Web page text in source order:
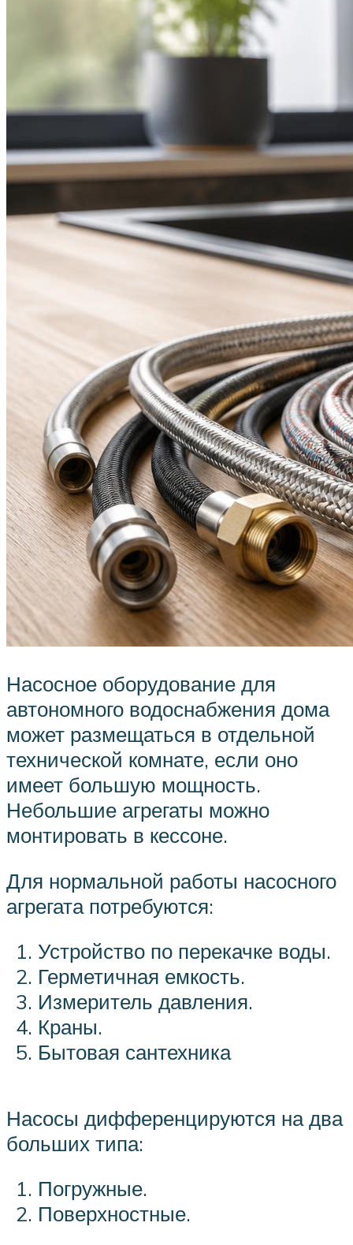
Насосное оборудование для
автономного водоснабжения дома
может размещаться в отдельной
технической комнате, если оно
имеет большую мощность.
Небольшие агрегаты можно
монтировать в кессоне.
Для нормальной работы насосного
агрегата потребуются:
Устройство по перекачке воды.
Герметичная емкость.
Измеритель давления.
Краны.
Бытовая сантехника
Насосы дифференцируются на два
больших типа:
Погружные.
Поверхностные.